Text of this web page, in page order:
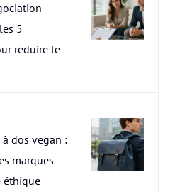
5
réduire le
à dos vegan :
marques
éthique